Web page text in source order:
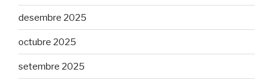
desembre 2025
octubre 2025
setembre 2025